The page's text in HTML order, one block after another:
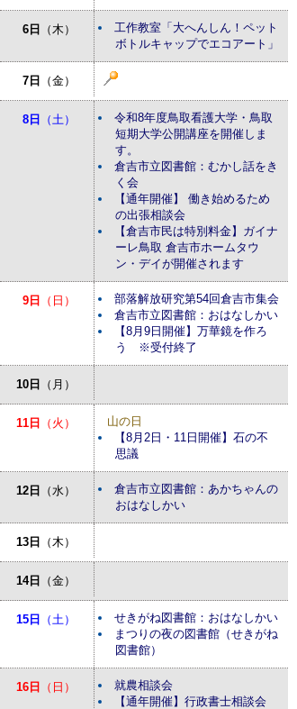
6日 （木）
工作教室「大へんしん！ペット
ボトルキャップでエコアート」
7日 （金）
8日 （土）
令和8年度鳥取看護大学・鳥取
短期大学公開講座を開催しま
す。
倉吉市立図書館：むかし話をき
く会
【通年開催】 働き始めるため
の出張相談会
【倉吉市民は特別料金】ガイナ
ーレ鳥取 倉吉市ホームタウ
ン・デイが開催されます
9日 （日）
部落解放研究第54回倉吉市集会
倉吉市立図書館：おはなしかい
【8月9日開催】万華鏡を作ろ
う ※受付終了
10日 （月）
11日 （火）
山の日
【8月2日・11日開催】石の不
思議
12日 （水）
倉吉市立図書館：あかちゃんの
おはなしかい
13日 （木）
14日 （金）
15日 （土）
せきがね図書館：おはなしかい
まつりの夜の図書館（せきがね
図書館）
16日 （日）
就農相談会
【通年開催】行政書士相談会